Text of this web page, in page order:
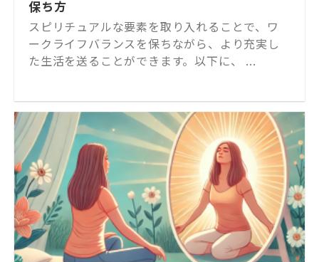
保ち方
スピリチュアルな要素を取り入れることで、ワ
ークライフバランスを保ちながら、より充実し
た生活を送ることができます。以下に、 ...